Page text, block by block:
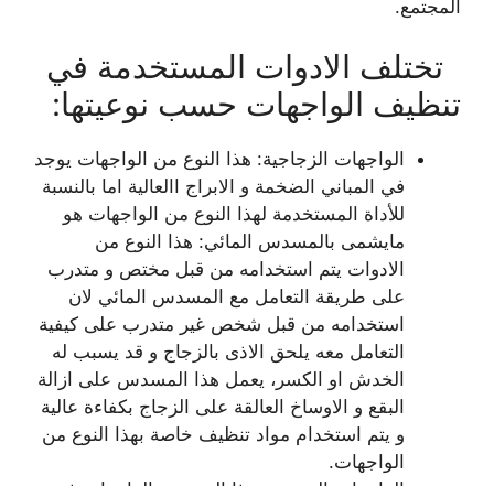
المجتمع.
تختلف الادوات المستخدمة في
تنظيف الواجهات حسب نوعيتها:
الواجهات الزجاجية: هذا النوع من الواجهات يوجد
في المباني الضخمة و الابراج االعالية اما بالنسبة
للأداة المستخدمة لهذا النوع من الواجهات هو
مايشمى بالمسدس المائي: هذا النوع من
الادوات يتم استخدامه من قبل مختص و متدرب
على طريقة التعامل مع المسدس المائي لان
استخدامه من قبل شخص غير متدرب على كيفية
التعامل معه يلحق الاذى بالزجاج و قد يسبب له
الخدش او الكسر، يعمل هذا المسدس على ازالة
البقع و الاوساخ العالقة على الزجاج بكفاءة عالية
و يتم استخدام مواد تنظيف خاصة بهذا النوع من
الواجهات.